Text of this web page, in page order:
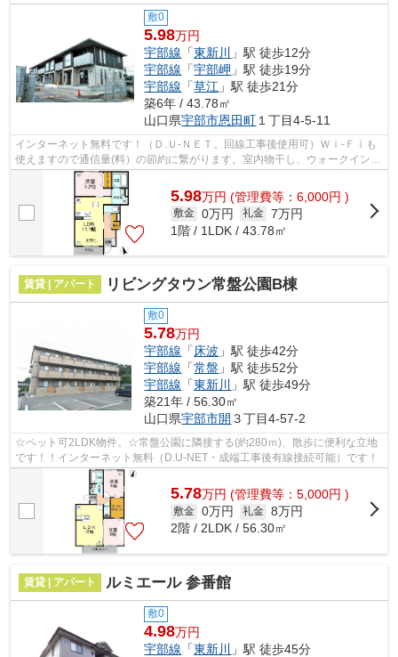
敷0
5.98万円
宇部線 「東新川
」駅 徒歩12分
宇部線 「宇部岬 」駅 徒歩19分
宇部線 「草江 」駅 徒歩21分
築6年 / 43.78㎡
山口県宇部市恩田町 １丁目4-5-11
インターネット無料です！（Ｄ.Ｕ-ＮＥＴ。回線工事後使用可）Ｗｉ-Ｆｉも
使えますので通信量(料）の節約に繋がります。室内物干し、ウォークインク
ローゼット、エアコン2台付き、全室...
5.98万円 (管理費等：6,000円 )
敷金 0万円 礼金 7万円
1階 / 1LDK / 43.78㎡
賃貸 | アパート リビングタウン常盤公園B棟
敷0
5.78万円
宇部線 「 床波 」駅 徒歩42分
宇部線 「常盤 」駅 徒歩52分
宇部線 「東新川
」駅 徒歩49分
築21年 / 56.30㎡
山口県宇部市開 ３丁目4-57-2
☆ペット可2LDK物件。☆常盤公園に隣接する(約280ｍ)、散歩に便利な立地
です！！インターネット無料（D.U-NET・成端工事後有線接続可能）です！
5.78万円 (管理費等：5,000円 )
敷金 0万円 礼金 8万円
2階 / 2LDK / 56.30㎡
賃貸 | アパート ルミエール 参番館
敷0
4.98万円
宇部線 「東新川 」駅 徒歩45分